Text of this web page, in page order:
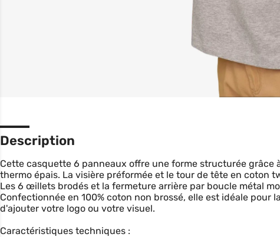
Description
Cette casquette 6 panneaux offre une forme structurée grâce
thermo épais. La visière préformée et le tour de tête en coton
Les 6 œillets brodés et la fermeture arrière par boucle métal
Confectionnée en 100% coton non brossé, elle est idéale
d'ajouter votre logo ou votre visuel.
Caractéristiques techniques :